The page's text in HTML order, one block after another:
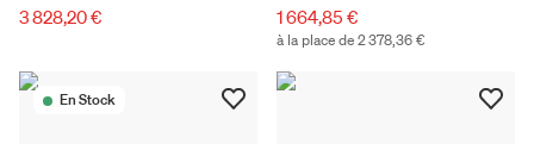
3 828,20 €
1 664,85 €
à la place de 2 378,36 €
En Stock